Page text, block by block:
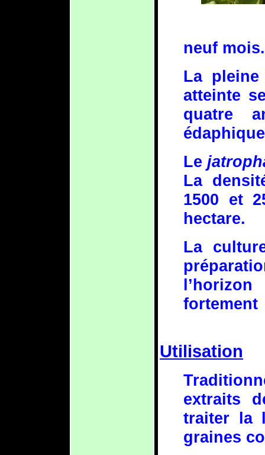
neuf mois.
La
atteinte
quatre
Le
La
1500 et
hectare.
La
fortement
Utilisation
extraits
traiter la
graines